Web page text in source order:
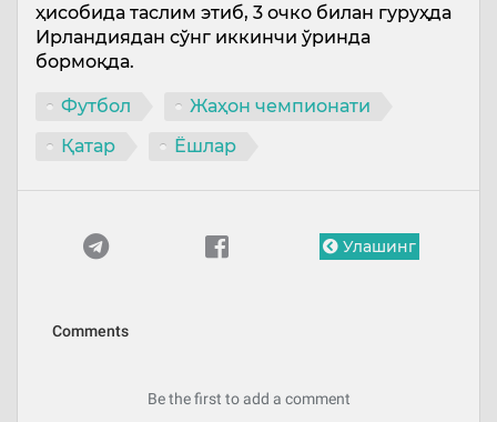
ҳисобида таслим этиб, 3 очко билан гуруҳда
Ирландиядан сўнг иккинчи ўринда
бормоқда.
Футбол
Жаҳон чемпионати
Қатар
Ёшлар
Улашинг